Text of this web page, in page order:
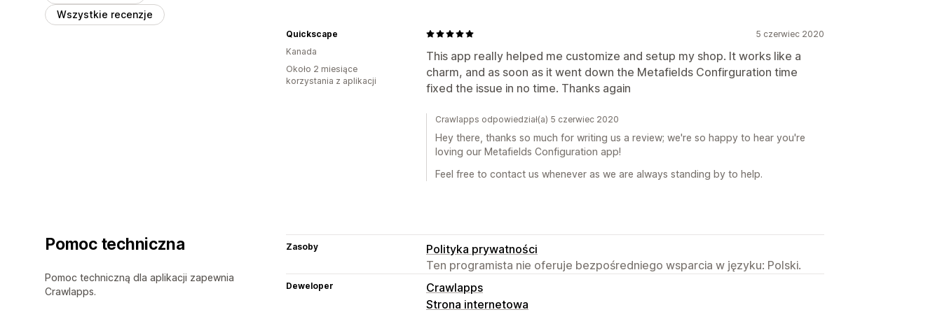
Wszystkie recenzje
5 czerwiec 2020
This app really helped me customize and setup my shop. It works like a
charm, and as soon as it went down the Metafields Confirguration time
fixed the issue in no time. Thanks again
Quickscape
Kanada
Około 2 miesiące
korzystania z aplikacji
Crawlapps odpowiedział(a) 5 czerwiec 2020
Hey there, thanks so much for writing us a review; we're so happy to hear you're
loving our Metafields Configuration app!
Feel free to contact us whenever as we are always standing by to help.
Pomoc techniczna
Pomoc techniczną dla aplikacji zapewnia
Crawlapps.
Zasoby
Polityka prywatności
Ten programista nie oferuje bezpośredniego wsparcia w języku: Polski.
Deweloper
Crawlapps
Strona internetowa